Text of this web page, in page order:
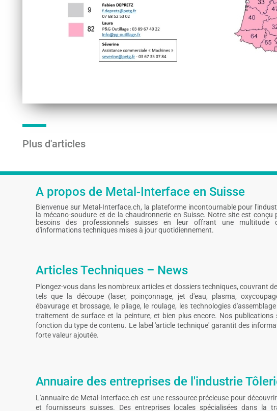
Plus d'articles
A propos de Metal-Interface en Suisse
Bienvenue sur Metal-Interface.ch, la plateforme incontournable pour
la mécano-soudure et de la chaudronnerie en Suisse. Notre site est conçu
besoins des professionnels suisses en leur offrant une multitude
d'informations techniques mises à jour quotidiennement.
Articles Techniques – News
Plongez-vous dans les nombreux articles et dossiers techniques, couvrant
tels que la découpe (laser, poinçonnage, jet d'eau, plasma,
ébavurage et brossage, le pliage, le roulage, les technologies
traitement de surface et la peinture, et bien plus encore. Nos publications
fonction du type de contenu. Le label 'article technique' garantit des
forte valeur ajoutée.
Annuaire des entreprises de l'industrie
L'annuaire de Metal-Interface.ch est une ressource précieuse pour
et fournisseurs suisses. Des entreprises locales spécialisées dans la